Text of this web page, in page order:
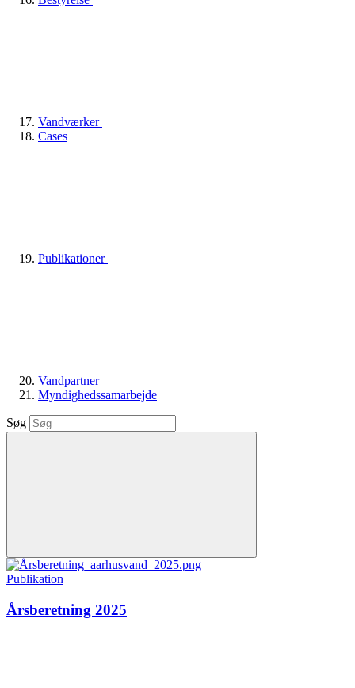
Vandværker
Cases
Publikationer
Vandpartner
Myndighedssamarbejde
Søg
Publikation
Årsberetning 2025